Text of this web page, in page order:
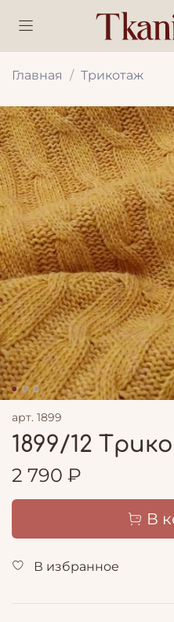
Главная Трикотаж
арт. 1899
1899/12
2 790 ₽
В
В избранное